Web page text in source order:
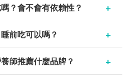
？會不會有依賴性？
前吃可以嗎？
師推薦什麼品牌？